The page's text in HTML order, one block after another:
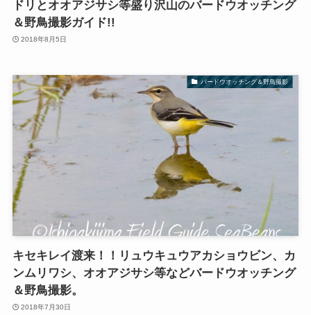
ドリとオオアジサシ等盛り沢山のバードウオッチング
＆野鳥撮影ガイド!!
2018年8月5日
バードウオッチング＆野鳥撮影
キセキレイ渡来！！リュウキュウアカショウビン、カ
ンムリワシ、オオアジサシ等などバードウオッチング
＆野鳥撮影。
2018年7月30日